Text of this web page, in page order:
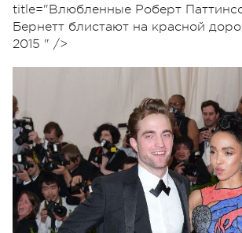
title="Влюбленные Роберт
Бернетт блистают на красной
2015 " />